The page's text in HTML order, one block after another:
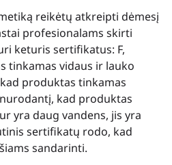
reikėtų atkreipti dėmesį
profesionalams skirti
keturis sertifikatus: F,
tinkamas vidaus ir lauko
produktas tinkamas
kad produktas
yra daug vandens, jis yra
sertifikatų rodo, kad
sandarinti.